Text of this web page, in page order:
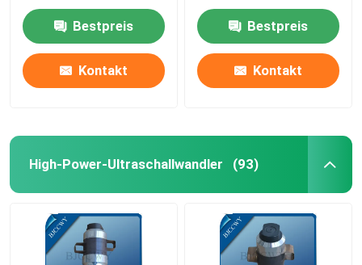
Bestpreis
Kontakt
Bestpreis
Kontakt
High-Power-Ultraschallwandler (93)